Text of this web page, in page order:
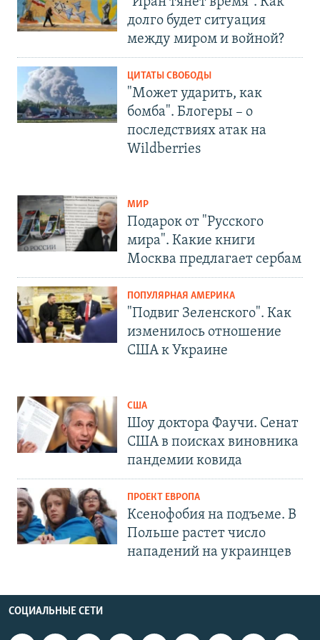
долго будет ситуация
между миром и войной?
ЦИТАТЫ СВОБОДЫ
"Может ударить, как
бомба". Блогеры – о
последствиях атак на
Wildberries
МИР
Подарок от "Русского
мира". Какие книги
Москва предлагает сербам
ПОПУЛЯРНАЯ АМЕРИКА
"Подвиг Зеленского". Как
изменилось отношение
США к Украине
США
Шоу доктора Фаучи. Сенат
США в поисках виновника
пандемии ковида
ПРОЕКТ ЕВРОПА
Ксенофобия на подъеме. В
Польше растет число
нападений на украинцев
СОЦИАЛЬНЫЕ СЕТИ